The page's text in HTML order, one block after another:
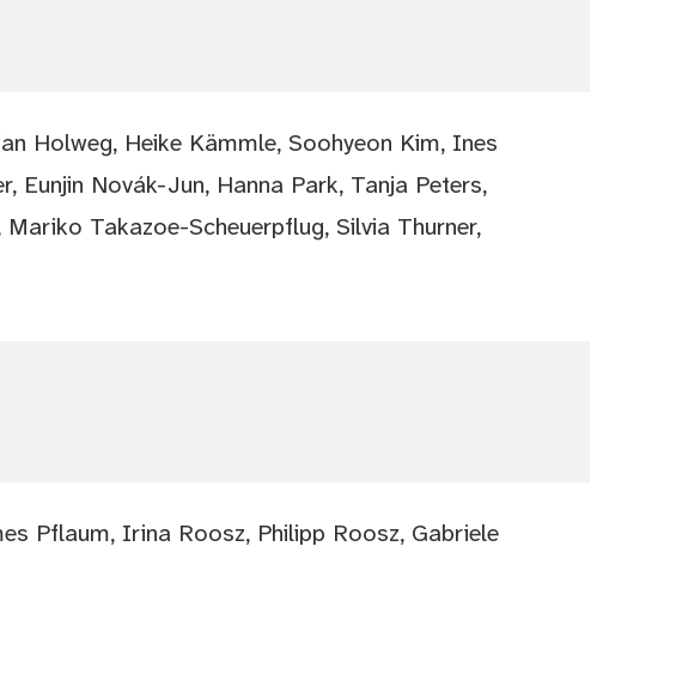
Holweg, Heike Kämmle, Soohyeon Kim, Ines
Eunjin Novák-Jun, Hanna Park, Tanja Peters,
Takazoe-Scheuerpflug, Silvia Thurner,
Pflaum, Irina Roosz, Philipp Roosz, Gabriele